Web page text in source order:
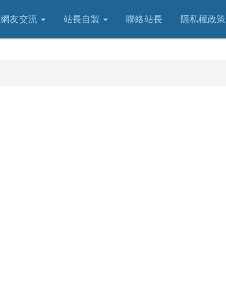
網友交流 站長自製 聯絡站長 隱私權政策